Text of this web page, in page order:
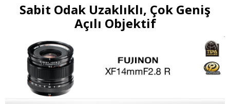
Sabit Odak Uzaklıklı, Çok Geniş
Açılı Objektif